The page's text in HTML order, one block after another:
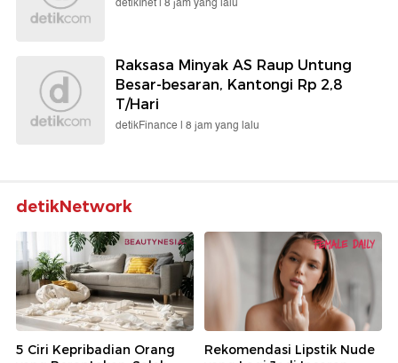
Raksasa Minyak AS Raup Untung
Besar-besaran, Kantongi Rp 2,8
T/Hari
detikFinance | 8 jam yang lalu
detikNetwork
5 Ciri Kepribadian Orang
Rekomendasi Lipstik Nude